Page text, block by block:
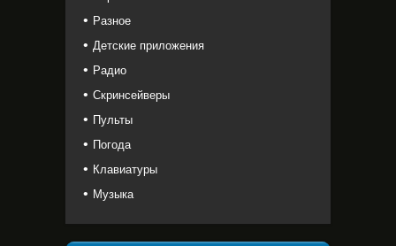
Разное
Детские приложения
Радио
Скринсейверы
Пульты
Погода
Клавиатуры
Музыка